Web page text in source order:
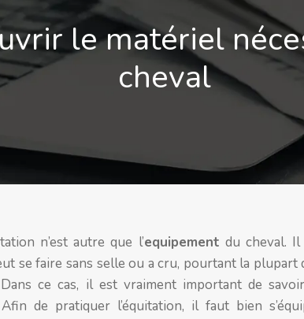
le matériel
cheval
n’est autre que l’equipement du cheval.
se faire sans selle ou a cru, pourtant la plupart
ce cas, il est vraiment important de
de pratiquer l’équitation, il faut bien